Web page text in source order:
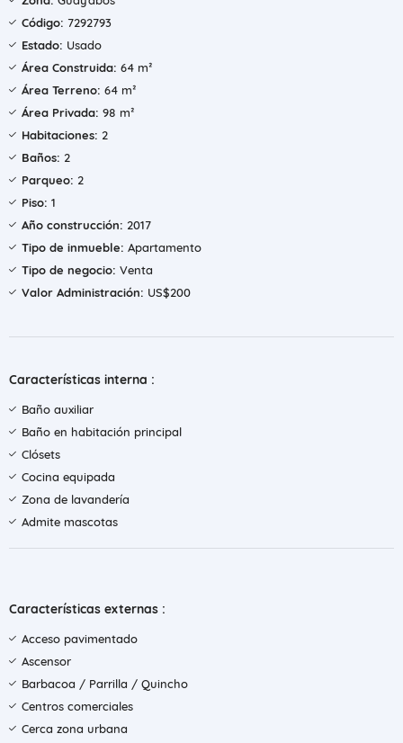
Código: 7292793
Estado: Usado
Área Construida: 64 m²
Área Terreno: 64 m²
Área Privada: 98 m²
Habitaciones: 2
Baños: 2
Parqueo: 2
Piso: 1
Año construcción: 2017
Tipo de inmueble: Apartamento
Tipo de negocio: Venta
Valor Administración: US$200
Características interna :
Baño auxiliar
Baño en habitación principal
Clósets
Cocina equipada
Zona de lavandería
Admite mascotas
Características externas :
Acceso pavimentado
Ascensor
Barbacoa / Parrilla / Quincho
Centros comerciales
Cerca zona urbana